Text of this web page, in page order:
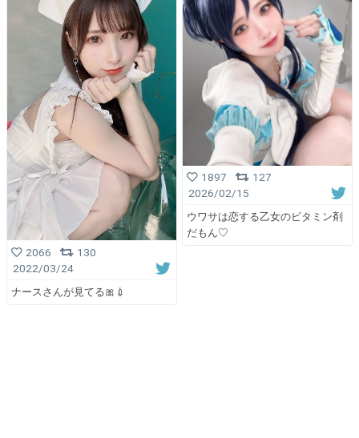
2066
130
2022/03/24
ナースさんが見てる🎀💉
1897
127
2026/02/15
ウワサは恋する乙女のビタミン剤
だもん♡